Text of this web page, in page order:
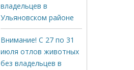
владельцев в
Ульяновском районе
Внимание! С 27 по 31
июля отлов животных
без владельцев в